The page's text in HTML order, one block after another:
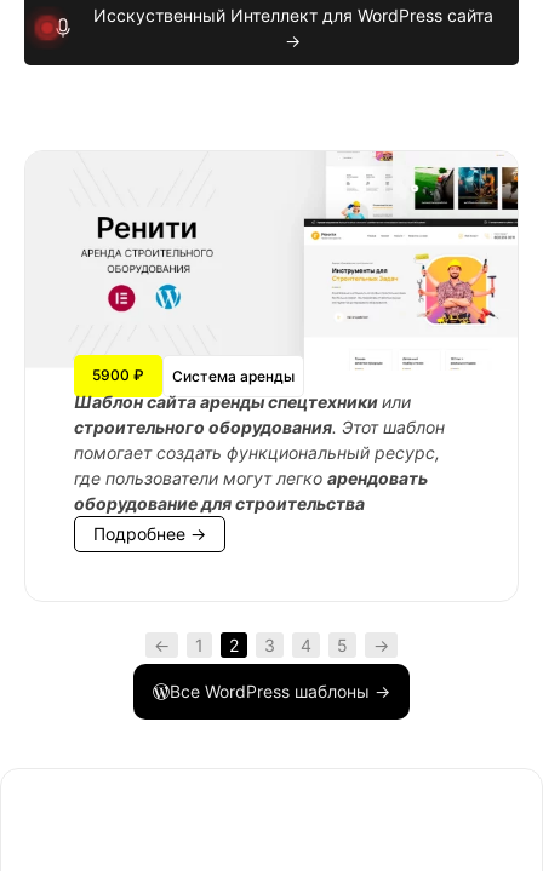
Исскуственный Интеллект для WordPress сайта
→
5900 ₽ Система аренды
Шаблон сайта аренды спецтехникиили
строительного оборудования. Этот шаблон
помогает создать функциональный ресурс,
где пользователи могут легко арендовать
оборудование для строительства
Подробнее →
← 1 2 3 4 5 →
Все WordPress шаблоны →